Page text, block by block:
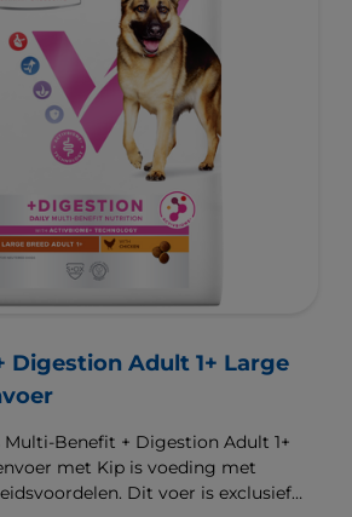
Digestion Adult 1+ Large
Multi-Benefit + Digestion Adult 1+
met Kip is voeding met
Dit voer is exclusief